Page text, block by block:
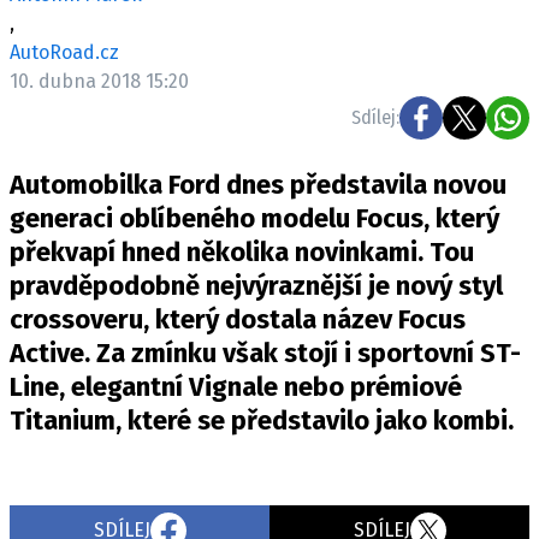
NOVINKY ZE SVĚTA EV
TESTY ELEKTROMOBILŮ
RALLY
OSTATNÍ
TISKOVKY
ROZHOVORY
DAKAR
Z DOMOVA
ZE SVĚTA
,
AutoRoad.cz
10. dubna 2018 15:20
Sdílej:
Automobilka Ford dnes představila novou
generaci oblíbeného modelu Focus, který
překvapí hned několika novinkami. Tou
pravděpodobně nejvýraznější je nový styl
crossoveru, který dostala název Focus
Active. Za zmínku však stojí i sportovní ST-
Line, elegantní Vignale nebo prémiové
Titanium, které se představilo jako kombi.
SDÍLEJ SDÍLEJ